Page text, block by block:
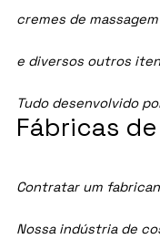
cremes de massagem
e diversos outros
Tudo desenvolvido
Contratar um
Nossa indústria de
Fábricas